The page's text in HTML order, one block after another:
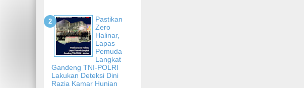
Pastikan
Zero
Halinar,
Lapas
Pemuda
Langkat
Gandeng TNI-POLRI
Lakukan Deteksi Dini
Razia Kamar Hunian